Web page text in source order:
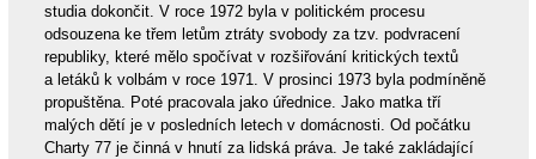
studia dokončit. V roce 1972 byla v politickém procesu
odsouzena ke třem letům ztráty svobody za tzv. podvracení
republiky, které mělo spočívat v rozšiřování kritických textů
a letáků k volbám v roce 1971. V prosinci 1973 byla podmíněně
propuštěna. Poté pracovala jako úřednice. Jako matka tří
malých dětí je v posledních letech v domácnosti. Od počátku
Charty 77 je činná v hnutí za lidská práva. Je také zakládající